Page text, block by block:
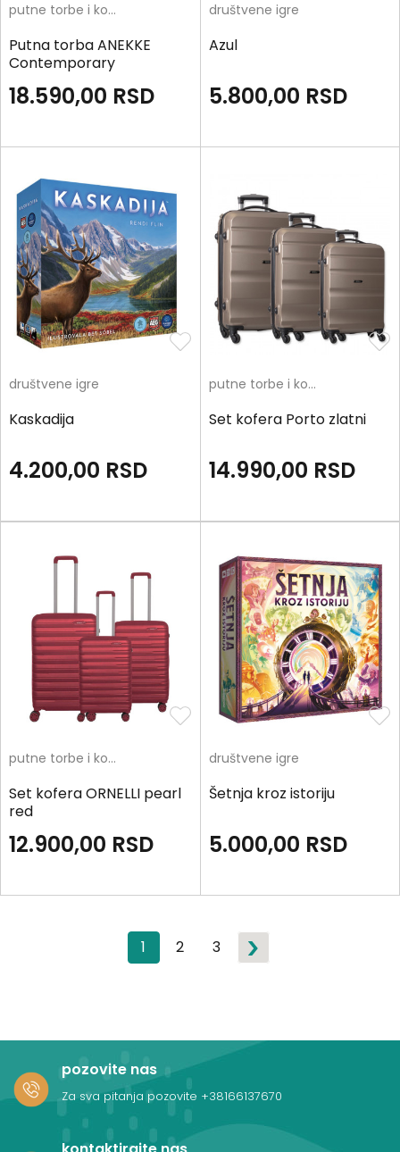
putne torbe i koferi
Putna torba ANEKKE
Contemporary
18.590,00 RSD
društvene igre
Azul
5.800,00 RSD
društvene igre
Kaskadija
4.200,00 RSD
putne torbe i koferi
Set kofera Porto zlatni
14.990,00 RSD
putne torbe i koferi
Set kofera ORNELLI pearl
red
12.900,00 RSD
društvene igre
Šetnja kroz istoriju
5.000,00 RSD
1 2 3
pozovite nas
Za sva pitanja pozovite +38166137670